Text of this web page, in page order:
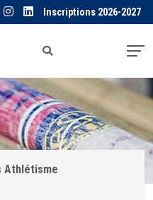
Inscriptions 2026-2027
Athlétisme